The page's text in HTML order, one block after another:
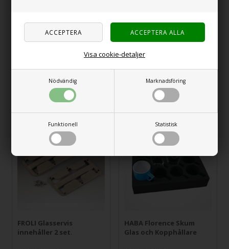
Nödvändig Marknadsföring
Funktionell Statistisk
Visa cookie-detaljer
Gimex karaffel med
sväng lock, 1 L.
SEK
FROLI Glas servis
innehåller 2 set.
SEK
FROLI Glasservis
innehåller 2 set.
HABA Florence Skum
Glas och Kopphållare